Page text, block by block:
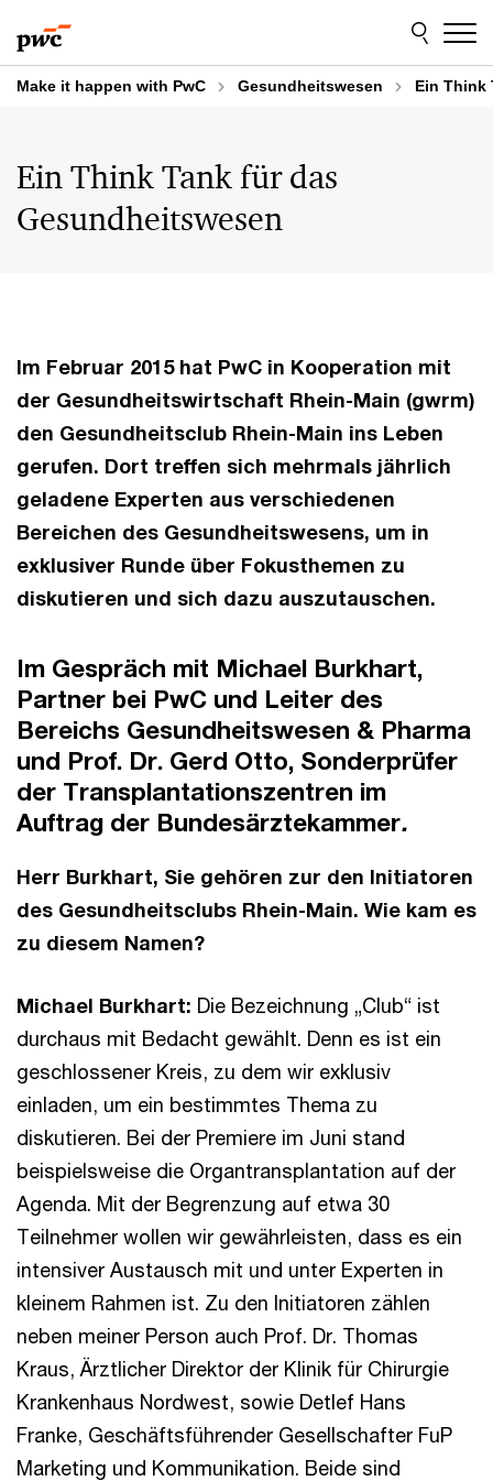
to
content
to
footer
Make it happen with PwC Gesundheitswesen Ein Think
Ein Think Tank für das
Gesundheitswesen
Im Februar 2015 hat PwC in Kooperation mit
der Gesundheitswirtschaft Rhein-Main (gwrm)
den Gesundheitsclub Rhein-Main ins Leben
gerufen. Dort treffen sich mehrmals jährlich
geladene Experten aus verschiedenen
Bereichen des Gesundheitswesens, um in
exklusiver Runde über Fokusthemen zu
diskutieren und sich dazu auszutauschen.
Im Gespräch mit Michael Burkhart,
Partner bei PwC und Leiter des
Bereichs Gesundheitswesen & Pharma
und Prof. Dr. Gerd Otto, Sonderprüfer
der Transplantationszentren im
Auftrag der Bundesärztekammer.
Herr Burkhart, Sie gehören zur den Initiatoren
des Gesundheitsclubs Rhein-Main. Wie kam es
zu diesem Namen?
Michael Burkhart: Die Bezeichnung „Club“ ist
durchaus mit Bedacht gewählt. Denn es ist ein
geschlossener Kreis, zu dem wir exklusiv
einladen, um ein bestimmtes Thema zu
diskutieren. Bei der Premiere im Juni stand
beispielsweise die Organtransplantation auf der
Agenda. Mit der Begrenzung auf etwa 30
Teilnehmer wollen wir gewährleisten, dass es ein
intensiver Austausch mit und unter Experten in
kleinem Rahmen ist. Zu den Initiatoren zählen
neben meiner Person auch Prof. Dr. Thomas
Kraus, Ärztlicher Direktor der Klinik für Chirurgie
Krankenhaus Nordwest, sowie Detlef Hans
Franke, Geschäftsführender Gesellschafter FuP
Marketing und Kommunikation. Beide sind